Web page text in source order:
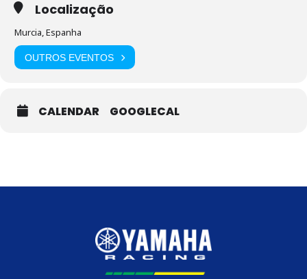
Localização
Murcia, Espanha
OUTROS EVENTOS
CALENDAR GOOGLECAL